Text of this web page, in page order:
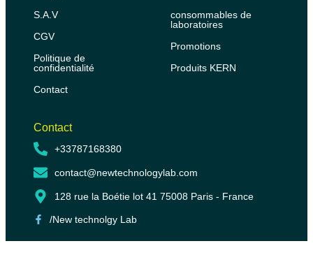
S.A.V
CGV
Politique de
confidentialité
Contact
consommables de
laboratoires
Promotions
Produits KERN
Contact
+33787168380
contact@newtechnologylab.com
128 rue la Boétie lot 41 75008 Paris - France
/New technolgy Lab